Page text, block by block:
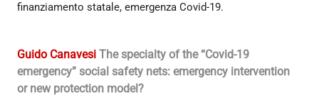
finanziamento statale, emergenza Covid-19.
Guido Canavesi The specialty of the “Covid-19
emergency” social safety nets: emergency intervention
or new protection model?